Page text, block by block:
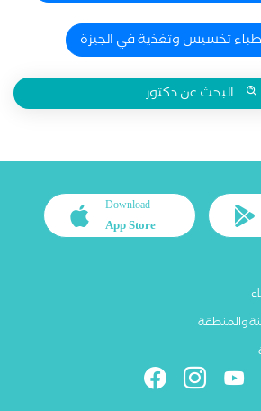
تخسيس وتغذية في الجيزة
البحث عن دكتور
Download
App Store
والمنطقة